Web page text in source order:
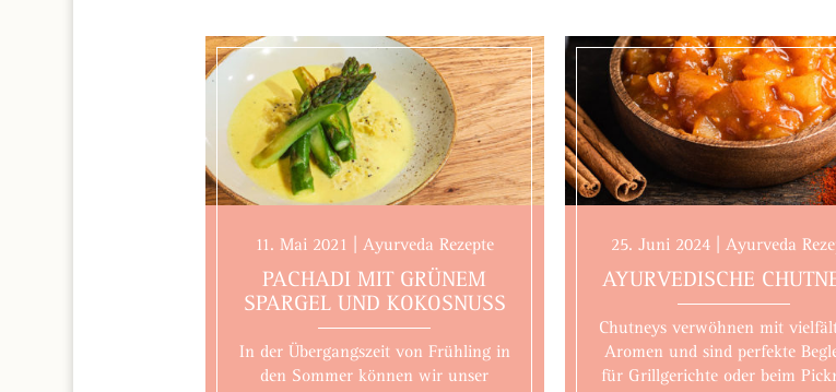
11. Mai 2021 | Ayurveda Rezepte
PACHADI MIT GRÜNEM
SPARGEL UND KOKOSNUSS
In der Übergangszeit von Frühling in
den Sommer können wir unser
25. Juni 2024 | Ayurveda
AYURVEDISCHE
Chutneys verwöhnen mit
Aromen und sind perfekte
für Grillgerichte oder beim